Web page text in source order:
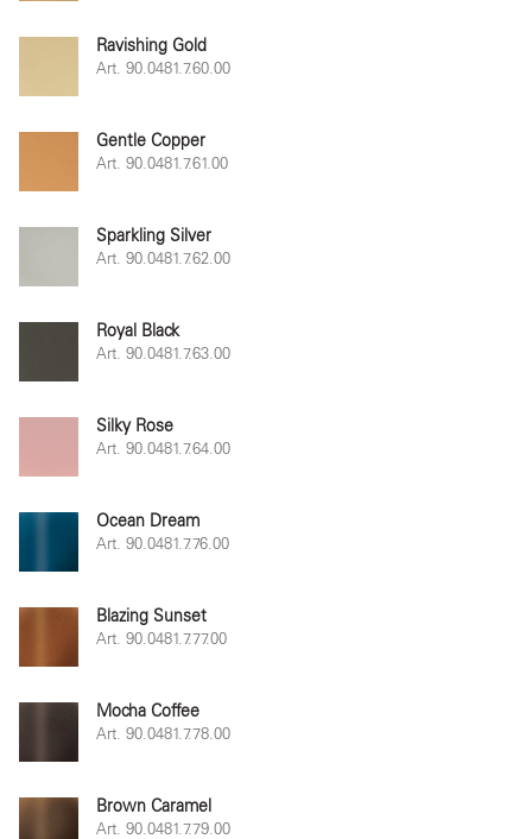
Ravishing Gold
Art. 90.0481.7.60.00
Gentle Copper
Art. 90.0481.7.61.00
Sparkling Silver
Art. 90.0481.7.62.00
Royal Black
Art. 90.0481.7.63.00
Silky Rose
Art. 90.0481.7.64.00
Ocean Dream
Art. 90.0481.7.76.00
Blazing Sunset
Art. 90.0481.7.77.00
Mocha Coffee
Art. 90.0481.7.78.00
Brown Caramel
Art. 90.0481.7.79.00